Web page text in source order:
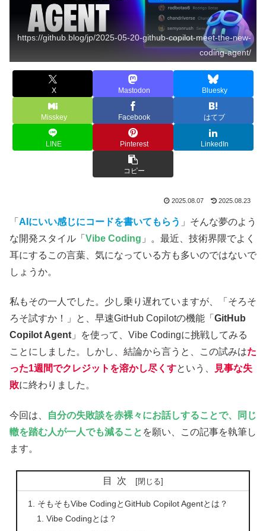
https://github.blog/jp/2025-05-20-github-copilot-meet-the-new-
coding-agent/
X Mastodon Bluesky
Misskey Facebook はてブ
LINE Pinterest LinkedIn
コピー
2025.08.07 2025.08.23
「 AIにいい感じにコードを書いてもらう 」そんな夢のよう
な開発スタイル「 Vibe Coding 」。最近、技術界隈でよく
耳にするこの言葉、気になっている方も多いのではないで
しょうか。
私もその一人でした。少し乗り遅れていますが、「そろそ
ろそ試すか！」と、早速GitHub Copilotの機能「 GitHub
Copilot Agent 」を使って、Vibe Codingに挑戦してみる
ことにしました。しかし、結論から言うと、この試みはた
った1週間でクレジットを溶かし尽くすという、
見事な失
敗に終わりました。
今回は、
自分の失敗談を赤裸々にお話しすることで、同じ
轍を踏む人が一人でも減ること を願い、この記事を執筆し
ます。
目次
そもそもVibe CodingとGitHub Copilot Agentとは？
Vibe Codingとは？